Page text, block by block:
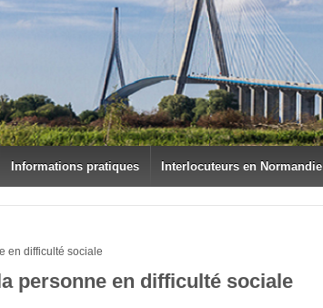
Informations pratiques Interlocuteurs en Normandie
en difficulté sociale
personne en difficulté sociale